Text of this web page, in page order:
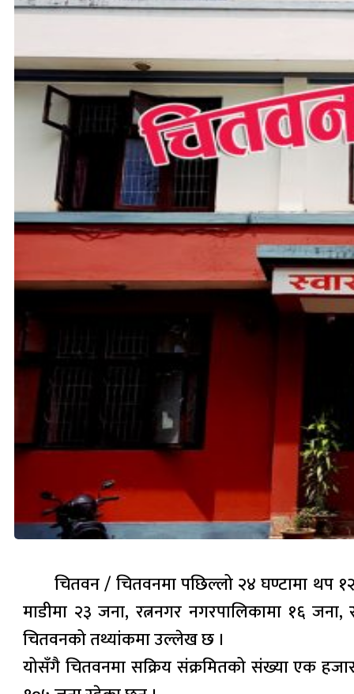
चितवन / चितवनमा पछिल्लो २४ घण्टामा थप
माडीमा २३ जना, रत्ननगर नगरपालिकामा १६
चितवनको तथ्यांकमा उल्लेख छ ।
योसँगै चितवनमा सक्रिय संक्रमितको संख्या एक